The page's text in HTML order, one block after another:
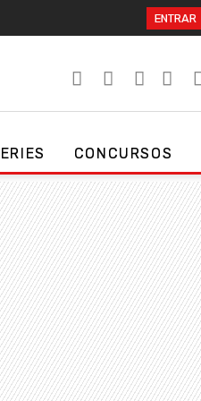
ENTRAR
CONCURSOS